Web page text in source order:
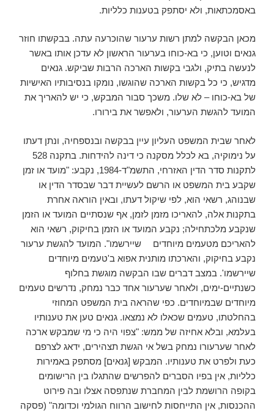
באסמכתאות, ולא יסתפק בטענות כלליות.
מכאן הבקשה למתן רשות ערעור שהוכרעה עתה. בבקשתו חוזר
גנאים וטוען, כי בא-כוחו בערעור הראשון לא עדכן אותו באשר
לנעשה בתיק, ולגבי בקשות הארכה הרבות שביקש. גנאים
מדגיש, כי כל בקשות הארכה שהוגשו, נומקו בנסיבותיו האישיות
של בא-כוחו – לא שלו. משכך סבור המבקש, כי יש להאריך את
המועד להגשת הערעור, ולאפשר את בירורו.
לאחר שבית המשפט העליון עיין בבקשה ובנספחיה, ונתן דעתו
על נימוקיה, בא לכלל מסקנה כי דינה להידחות. בתקנה 528
לתקנות סדר הדין האזרחי, התשמ"ד-1984, נקבע: "מועד או זמן
שקבע בית המשפט או הרשם לעשיית דבר שבסדר הדין או
שבנוהג, רשאי הוא, לפי שיקול דעתו, ובאין הוראה אחרת
בתקנות אלה, להאריכו מזמן לזמן, אף שנסתיים המועד או הזמן
שנקבע מלכתחילה; נקבע המועד או הזמן בחיקוק, רשאי הוא
להאריכם מטעמים מיוחדים שיירשמו". המועד להגשת ערעור
נקבע בחיקוק, והארכתו מותנית אפוא ב'טעמים מיוחדים
שיירשמו'. במצב דברים שבו הבקשה מוגשת בחלוף
כשנתיים-ימים, ולאחר שערעור אחד כבר נמחק, נדרשים טעמים
מיוחדים שבמיוחדים. כפי שהראה בית המשפט המחוזי
בהחלטתו, טעמים שכאלו לא נמצאו. גנאים טען את טענותיו
בעלמא, ובלא אחיזה של ממש: "צפוי היה כי מי שמבקש ארכה
לאחר שערעורו נמחק בשל אי הגשת תצהירים, ידאג לצרפם
כעת ולפרט את טענותיו. המבקש [גנאים] מסתפק באמירות
כלליות, אין בפיו הסברים להפרשים שהתגלו בין הרישומים
בקופה הרושמת לבין המחברת שנתפסה אצלו ובה פירוט
ההכנסות, אין התייחסות לחישוב הרווח הגולמי וכדומה" (פסקה